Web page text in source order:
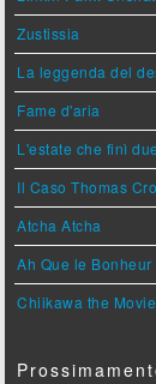
Zustissia
La leggenda del
Fame d'aria
L'estate che finì
Il Caso Thomas
Atcha Atcha
Ah Que le Bonheur
Chiikawa the